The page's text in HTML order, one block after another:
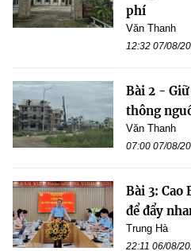
phí
Văn Thanh
12:32 07/08/
Bài 2 -
thông
Văn Thanh
07:00 07/08/
Bài 3: Cao
để đẩy
Trung Hà
22:11 06/08/